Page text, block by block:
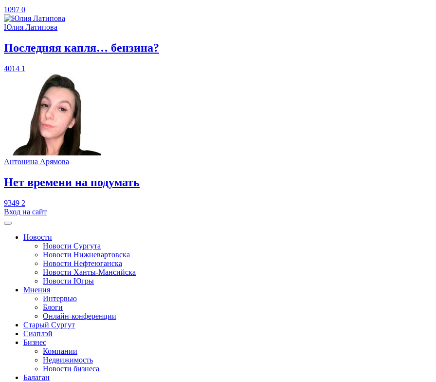
1097 0
Юлия Латипова
​Последняя капля… бензина?
4014 1
Антонина Арямова
​Нет времени на подумать
9349 2
Вход на сайт
Новости
Новости Сургута
Новости Нижневартовска
Новости Нефтеюганска
Новости Ханты-Мансийска
Новости Югры
Мнения
Интервью
Блоги
Онлайн-конференции
Старый Сургут
Сиаплэй
Бизнес
Компании
Недвижимость
Новости бизнеса
Балаган